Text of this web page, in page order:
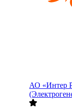
АО «Интер